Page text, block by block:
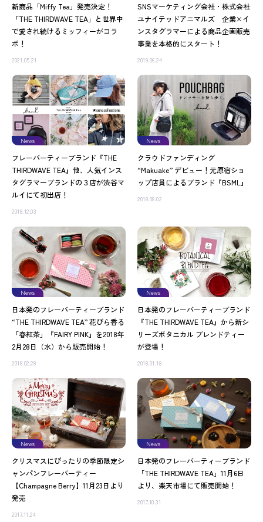
新商品「Miffy Tea」発売決定！
「THE THIRDWAVE TEA」と世界中
で愛され続けるミッフィーがコラ
ボ！
2021.05.21
SNSマーケティング会社・株式会社
ユナイテッドアニマルズ 企業×イ
ンスタグラマーによる商品企画販売
事業を本格的にスタート！
2019.06.24
News
フレーバーティーブランド『THE
THIRDWAVE TEA』他、人気インス
タグラマーブランドの３店が渋谷マ
ルイにて初出店！
2018.12.03
News
クラウドファンディング
“Makuake” デビュー！元原宿ショ
ップ店員によるブランド『BSML』
2018.08.02
News
日本発のフレーバーティーブランド
“THE THIRDWAVE TEA” 花びら香る
「春紅茶」『FAIRY PINK』を2018年
2月28日（水）から販売開始！
2018.02.28
News
日本発のフレーバーティーブランド
『THE THIRDWAVE TEA』から新シ
リーズボタニカル ブレンドティー
が登場！
2018.01.18
News
クリスマスにぴったりの季節限定シ
ャンパンフレーバーティー
【Champagne Berry】11月23日より
発売
2017.11.24
News
日本発のフレーバーティーブランド
「THE THIRDWAVE TEA」11月6日
より、楽天市場にて販売開始！
2017.10.31